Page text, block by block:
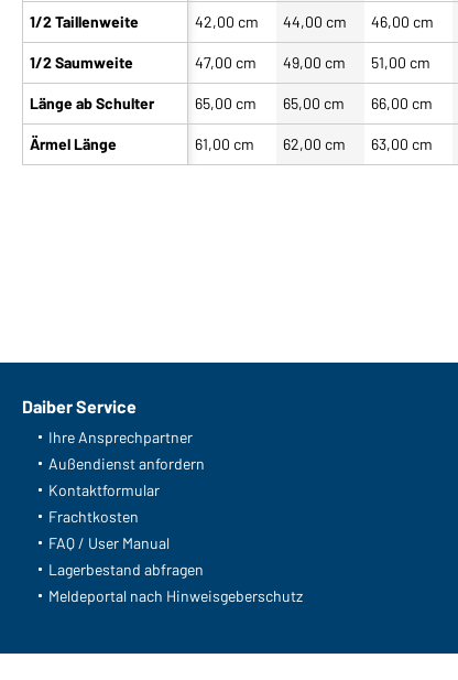
1/2 Taillenweite
1/2 Saumweite
Länge ab Schulter
Ärmel Länge
42,00 cm 44,00 cm 46,00 cm
47,00 cm 49,00 cm 51,00 cm
65,00 cm 65,00 cm 66,00 cm
61,00 cm 62,00 cm 63,00 cm
Daiber Service
Ihre Ansprechpartner
Außendienst anfordern
Kontaktformular
Frachtkosten
FAQ / User Manual
Lagerbestand abfragen
Meldeportal nach Hinweisgeberschutz